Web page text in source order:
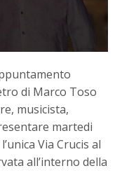
di Marco Toso
musicista,
martedi
Via Crucis al
all’interno della